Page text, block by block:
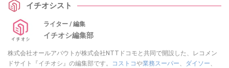
イチオシスト
ライター / 編集
イチオシ編集部
株式会社オールアバウトが株式会社NTTドコモと共同で開設した、レコメン
ドサイト『イチオシ』の編集部です。
コストコや業務スーパー、 ダイソー、